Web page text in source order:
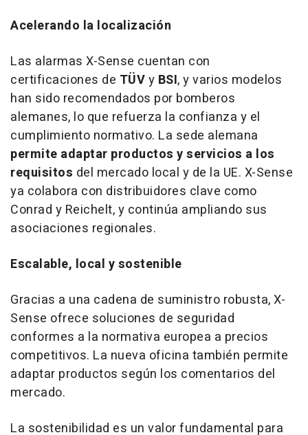
Acelerando la localización
Las alarmas X-Sense cuentan con
certificaciones de TÜVy BSI, y varios modelos
han sido recomendados por bomberos
alemanes, lo que refuerza la confianza y el
cumplimiento normativo. La sede alemana
permite adaptar productos y servicios a los
requisitos del mercado local y de la UE. X-Sense
ya colabora con distribuidores clave como
Conrad y Reichelt, y continúa ampliando sus
asociaciones regionales.
Escalable, local y sostenible
Gracias a una cadena de suministro robusta, X-
Sense ofrece soluciones de seguridad
conformes a la normativa europea a precios
competitivos. La nueva oficina también permite
adaptar productos según los comentarios del
mercado.
La sostenibilidad es un valor fundamental para